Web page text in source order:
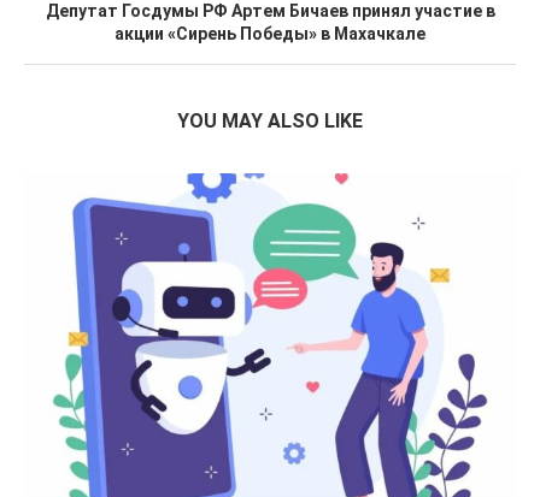
Депутат Госдумы РФ Артем Бичаев принял участие в
акции «Сирень Победы» в Махачкале
YOU MAY ALSO LIKE